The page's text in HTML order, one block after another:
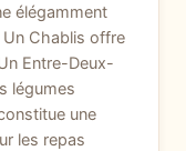
élégamment
Chablis offre
Entre-Deux-
légumes
une
les repas